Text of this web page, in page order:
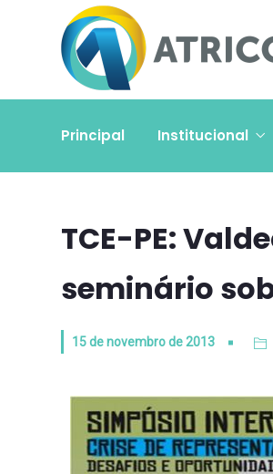
Principal Institucional
TCE-PE:
seminário
15 de novembro de 2013